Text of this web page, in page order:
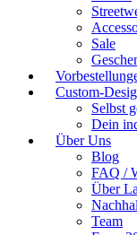
Sale
Custom-
Selbst
Dein
Über Uns
Blog
FAQ /
Über
Team